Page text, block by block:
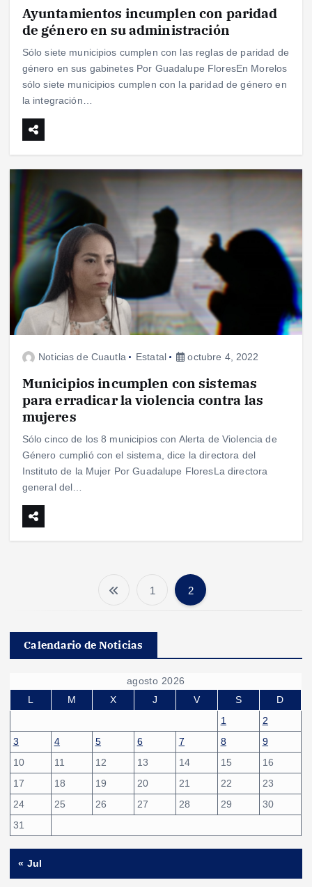
Ayuntamientos incumplen con paridad
de género en su administración
Sólo siete municipios cumplen con las reglas de paridad de
género en sus gabinetes Por Guadalupe FloresEn Morelos
sólo siete municipios cumplen con la paridad de género en
la integración…
Noticias de Cuautla Estatal octubre 4, 2022
Municipios incumplen con sistemas
para erradicar la violencia contra las
mujeres
Sólo cinco de los 8 municipios con Alerta de Violencia de
Género cumplió con el sistema, dice la directora del
Instituto de la Mujer Por Guadalupe FloresLa directora
general del…
a
g
i
n
a
c
i
ó
1 2
Calendario de Noticias
agosto 2026
L
M X J V S
D
1
2
3
4 5 6 7 8
9
10
11 12 13 14 15
16
17
18 19 20 21 22
23
24
25 26 27 28 29
30
31
« Jul